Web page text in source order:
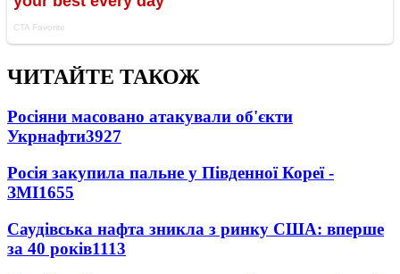
ЧИТАЙТЕ ТАКОЖ
Росіяни масовано атакували об'єкти
Укрнафти3927
Росія закупила пальне у Південної Кореї -
ЗМІ1655
Саудівська нафта зникла з ринку США: вперше
за 40 років1113